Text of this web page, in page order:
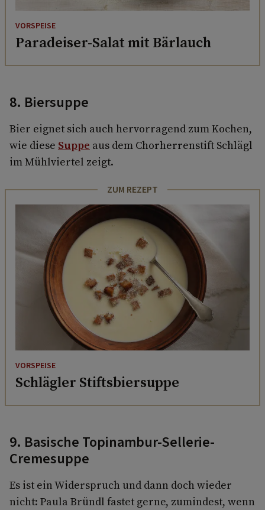
VORSPEISE
Paradeiser-Salat mit Bärlauch
8. Biersuppe
Bier eignet sich auch hervorragend zum Kochen,
wie diese Suppe aus dem Chorherrenstift Schlägl
im Mühlviertel zeigt.
ZUM REZEPT
VORSPEISE
Schlägler Stiftsbiersuppe
9. Basische Topinambur-Sellerie-
Cremesuppe
Es ist ein Widerspruch und dann doch wieder
nicht: Paula Bründl fastet gerne, zumindest, wenn